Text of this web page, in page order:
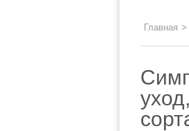
Главная >